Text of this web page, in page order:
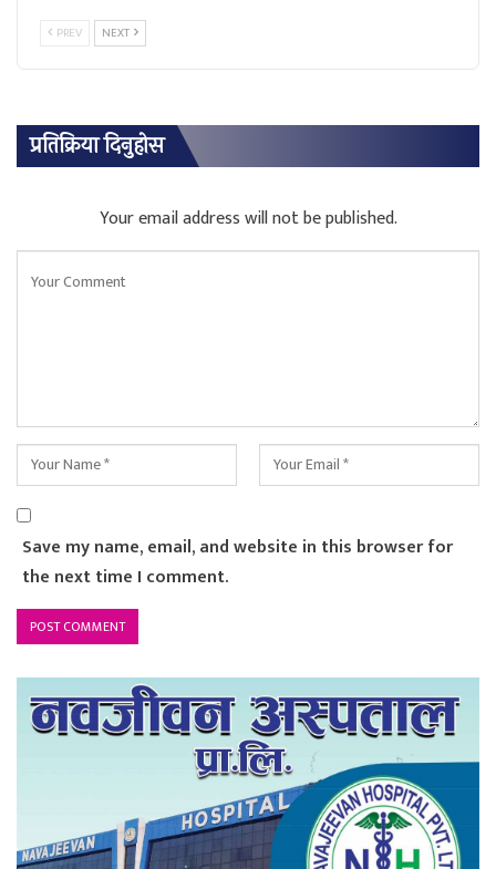
PREV NEXT
प्रतिक्रिया दिनुहोस
Your email address will not be published.
Save my name, email, and website in this browser for
the next time I comment.